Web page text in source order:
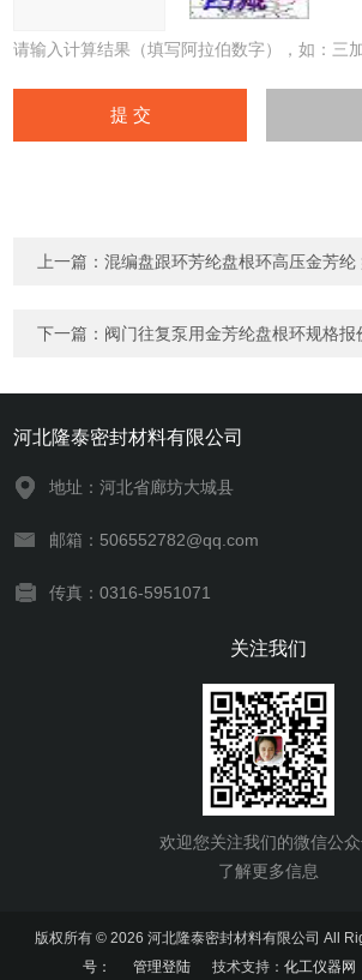
请输入计算结果（填写阿拉伯数字），如：三
上一篇：混编盘跟环芳纶盘根环高压金芳纶
下一篇： 阀门往复泵用金芳纶盘根环规格报
河北隆泰密封材料有限公司
地址：河北省廊坊大城县
邮箱：506552782@qq.com
传真：0316-5951071
关注我们
欢迎您关注我们的微信公
了解更多信息
版权所有 © 2026 河北隆泰密封材料有限公司 All
号：
管理登陆技术支持： 化工仪器网